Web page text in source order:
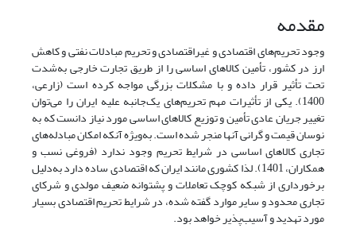
مقدمه
وجود تحریم‌های اقتصادی و غیراقتصادی و تحریم مبادلات نفتی و کاهش
ارز در کشور، تأمین کالاهای اساسی را از طریق تجارت خارجی به‌شدت
تحت تأثیر قرار داده و با مشکلات بزرگی مواجه کرده است (زارعی،
1400). یکی از تأثیرات مهم تحریم‌های یک‌جانبه علیه ایران را می‌توان
تغییر جریان عادی تأمین و توزیع کالاهای اساسی مورد نیاز دانست که به
نوسان قیمت و گرانی آنها منجر شده است. به‌ویژه آنکه امکان مبادله‌های
تجاری کالاهای اساسی در شرایط تحریم وجود ندارد (فروغی نسب و
همکاران، 1401). لذا کشوری مانند ایران که اقتصادی ساده دارد به‌دلیل
برخورداری از شبکه کوچک تعاملات و پشتوانه ضعیف مولدی و شرکای
تجاری محدود و سایر موارد گفته‌ شده، در شرایط تحریم اقتصادی بسیار
مورد تهدید و آسیب‌پذیر خواهد بود.